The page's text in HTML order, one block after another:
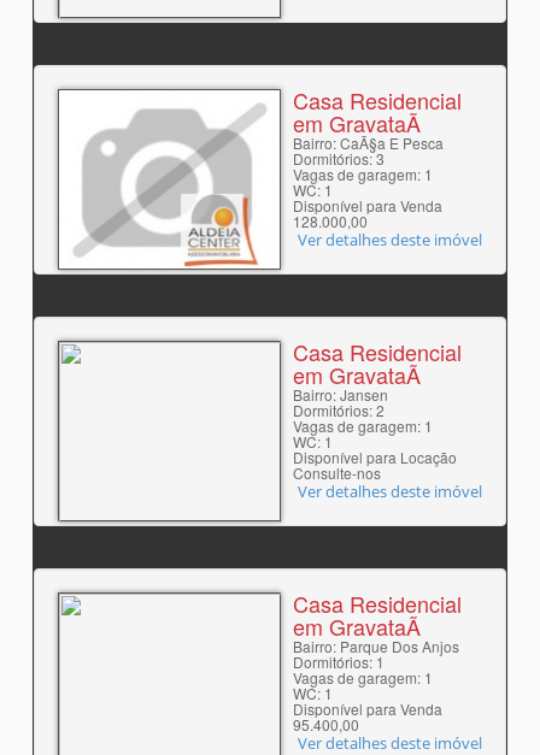
Casa Residencial
em GravataÃ­
Bairro: CaÃ§a E Pesca
Dormitórios: 3
Vagas de garagem: 1
WC: 1
Disponível para Venda
128.000,00
Ver detalhes deste imóvel
Casa Residencial
em GravataÃ­
Bairro: Jansen
Dormitórios: 2
Vagas de garagem: 1
WC: 1
Disponível para Locação
Consulte-nos
Ver detalhes deste imóvel
Casa Residencial
em GravataÃ­
Bairro: Parque Dos Anjos
Dormitórios: 1
Vagas de garagem: 1
WC: 1
Disponível para Venda
95.400,00
Ver detalhes deste imóvel